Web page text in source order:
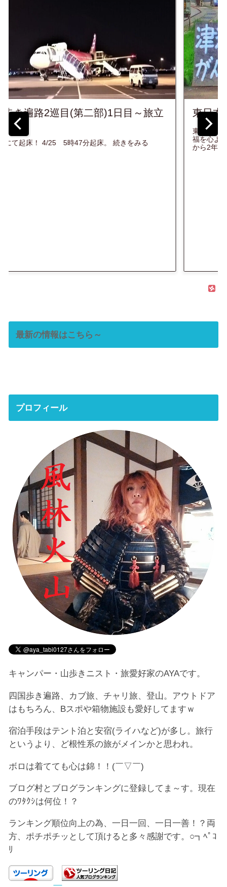
東日本大震災10年を迎えるにあたって...
東日本大震災から10年、亡くなってしまった方々のご冥
福を心よりお祈り致します。 下記、写真は2013年、震災
から2年後に旅をさせて頂いた東北の風景の一部です。 ...
最新の情報はこちら～
プロフィール
キャンパー・山歩きニスト・旅愛好家のAYAです。
四国歩き遍路、カブ旅、チャリ旅、登山。アウトドア
はもちろん、Bスポや箱物施設も愛好してますｗ
宿泊手段はテント泊と安宿(ライハなど)が多し。旅行
というより、ど根性系の旅がメインかと思われ。
ボロは着てても心は錦！！(￣▽￣)
ブログ村とブログランキングに登録してま～す。現在
のﾜﾀｸｼは何位！？
ランキング順位向上の為、一日一回、一日一善！？両
方、ポチポチッとして頂けると多々感謝です。○┓ﾍﾟｺ
ﾘ